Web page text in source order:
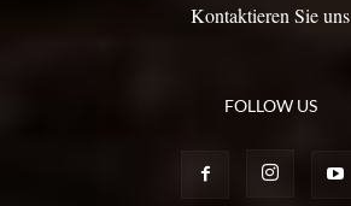
Kontaktieren Sie uns
FOLLOW US